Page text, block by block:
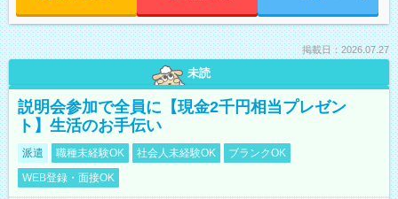
掲載日：2026.07.27
未読
説明会参加で全員に【現金2千円相当プレゼン
ト】生活のお手伝い
派遣 職種未経験OK 社会人未経験OK
ブランクOK
WEB登録・面接OK